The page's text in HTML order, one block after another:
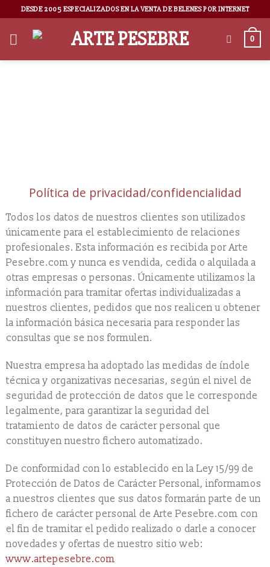
DESDE 2005 ESPECIALIZADOS EN LA VENTA DE BELENES POR INTERNET
0
Política de privacidad/confidencialidad
Todos los datos de nuestros clientes son utilizados
únicamente para el establecimiento de relaciones
profesionales. Esta información es recibida por Arte
Pesebre.com y nunca es vendida, cedida o alquilada a
otras empresas o personas. Únicamente utilizamos la
información para tramitar ofertas individualizadas a
nuestros clientes, pedidos que nos realicen u obtener
la información básica necesaria para responder las
consultas que se nos formulen.
Nuestra empresa ha adoptado las medidas de índole
técnica y organizativas necesarias, según el nivel de
seguridad de protección de datos que le corresponde
legalmente, para garantizar la seguridad del
tratamiento de datos de carácter personal que
constituyen nuestro fichero automatizado.
De conformidad con lo establecido en la Ley 15/99 de
Protección de Datos de Carácter Personal, informamos
a nuestros clientes que sus datos formarán parte de un
fichero de carácter personal de Arte Pesebre.com con
el fin de tramitar el pedido realizado o darle a conocer
novedades y ofertas de nuestro sitio web:
www.artepesebre.com